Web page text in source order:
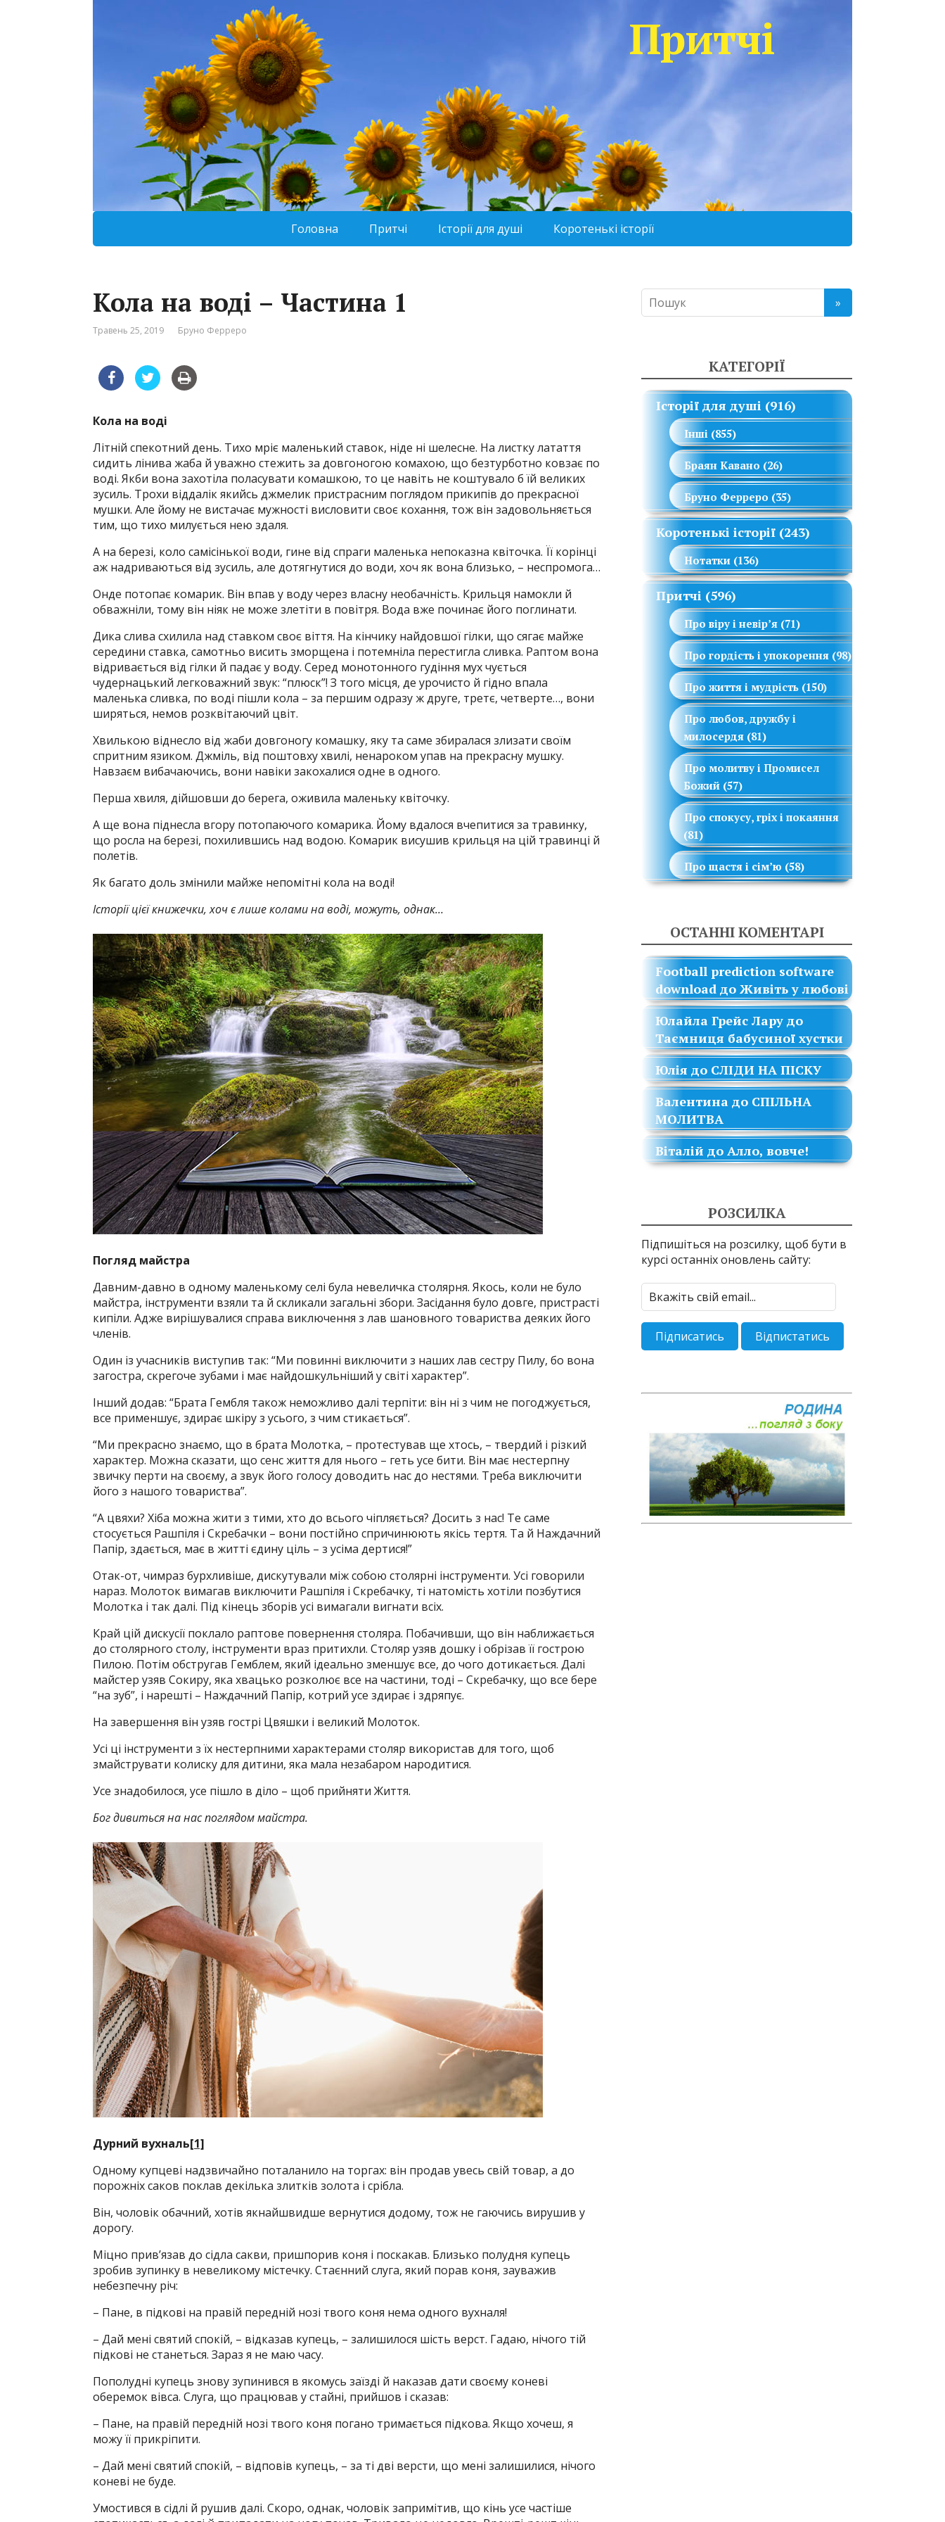
Притчі
Головна Притчі Історії для душі Коротенькі історії
Кола на воді – Частина 1
Травень 25, 2019 Бруно Ферреро
Кола на воді
Літній спекотний день. Тихо мріє маленький ставок, ніде ні шелесне. На листку латаття
сидить лінива жаба й уважно стежить за довгоногою комахою, що безтурботно ковзає по
воді. Якби вона захотіла поласувати комашкою, то це навіть не коштувало б їй великих
зусиль. Трохи віддалік якийсь джмелик пристрасним поглядом прикипів до прекрасної
мушки. Але йому не вистачає мужності висловити своє кохання, тож він задовольняється
тим, що тихо милується нею здаля.
А на березі, коло самісінької води, гине від спраги маленька непоказна квіточка. Її корінці
аж надриваються від зусиль, але дотягнутися до води, хоч як вона близько, – неспромога…
Онде потопає комарик. Він впав у воду через власну необачність. Крильця намокли й
обважніли, тому він ніяк не може злетіти в повітря. Вода вже починає його поглинати.
Дика слива схилила над ставком своє віття. На кінчику найдовшої гілки, що сягає майже
середини ставка, самотньо висить зморщена і потемніла перестигла сливка. Раптом вона
відривається від гілки й падає у воду. Серед монотонного гудіння мух чується
чудернацький легковажний звук: “плюск”! З того місця, де урочисто й гідно впала
маленька сливка, по воді пішли кола – за першим одразу ж друге, третє, четверте…, вони
ширяться, немов розквітаючий цвіт.
Хвилькою віднесло від жаби довгоногу комашку, яку та саме збиралася злизати своїм
спритним язиком. Джміль, від поштовху хвилі, ненароком упав на прекрасну мушку.
Навзаєм вибачаючись, вони навіки закохалися одне в одного.
Перша хвиля, дійшовши до берега, оживила маленьку квіточку.
А ще вона піднесла вгору потопаючого комарика. Йому вдалося вчепитися за травинку,
що росла на березі, похилившись над водою. Комарик висушив крильця на цій травинці й
полетів.
Як багато доль змінили майже непомітні кола на воді!
Історії цієї книжечки, хоч є лише колами на воді, можуть, однак…
Погляд майстра
Давним-давно в одному маленькому селі була невеличка столярня. Якось, коли не було
майстра, інструменти взяли та й скликали загальні збори. Засідання було довге, пристрасті
кипіли. Адже вирішувалися справа виключення з лав шановного товариства деяких його
членів.
Один із учасників виступив так: “Ми повинні виключити з наших лав сестру Пилу, бо вона
загостра, скрегоче зубами і має найдошкульніший у світі характер”.
Інший додав: “Брата Гембля також неможливо далі терпіти: він ні з чим не погоджується,
все применшує, здирає шкіру з усього, з чим стикається”.
“Ми прекрасно знаємо, що в брата Молотка, – протестував ще хтось, – твердий і різкий
характер. Можна сказати, що сенс життя для нього – геть усе бити. Він має нестерпну
звичку перти на своєму, а звук його голосу доводить нас до нестями. Треба виключити
його з нашого товариства”.
“А цвяхи? Хіба можна жити з тими, хто до всього чіпляється? Досить з нас! Те саме
стосується Рашпіля і Скребачки – вони постійно спричинюють якісь тертя. Та й Наждачний
Папір, здається, має в житті єдину ціль – з усіма дертися!”
Отак-от, чимраз бурхливіше, дискутували між собою столярні інструменти. Усі говорили
нараз. Молоток вимагав виключити Рашпіля і Скребачку, ті натомість хотіли позбутися
Молотка і так далі. Під кінець зборів усі вимагали вигнати всіх.
Край цій дискусії поклало раптове повернення столяра. Побачивши, що він наближається
до столярного столу, інструменти враз притихли. Столяр узяв дошку і обрізав її гострою
Пилою. Потім обстругав Гемблем, який ідеально зменшує все, до чого дотикається. Далі
майстер узяв Сокиру, яка хвацько розколює все на частини, тоді – Скребачку, що все бере
“на зуб”, і нарешті – Наждачний Папір, котрий усе здирає і здряпує.
На завершення він узяв гострі Цвяшки і великий Молоток.
Усі ці інструменти з їх нестерпними характерами столяр використав для того, щоб
змайструвати колиску для дитини, яка мала незабаром народитися.
Усе знадобилося, усе пішло в діло – щоб прийняти Життя.
Бог дивиться на нас поглядом майстра.
Дурний вухналь[1]
Одному купцеві надзвичайно поталанило на торгах: він продав увесь свій товар, а до
порожніх саков поклав декілька злитків золота і срібла.
Він, чоловік обачний, хотів якнайшвидше вернутися додому, тож не гаючись вирушив у
дорогу.
Міцно прив’язав до сідла сакви, пришпорив коня і поскакав. Близько полудня купець
зробив зупинку в невеликому містечку. Стаєнний слуга, який порав коня, зауважив
небезпечну річ:
– Пане, в підкові на правій передній нозі твого коня нема одного вухналя!
– Дай мені святий спокій, – відказав купець, – залишилося шість верст. Гадаю, нічого тій
підкові не станеться. Зараз я не маю часу.
Пополудні купець знову зупинився в якомусь заїзді й наказав дати своєму коневі
оберемок вівса. Слуга, що працював у стайні, прийшов і сказав:
– Пане, на правій передній нозі твого коня погано тримається підкова. Якщо хочеш, я
можу її прикріпити.
– Дай мені святий спокій, – відповів купець, – за ті дві версти, що мені залишилися, нічого
коневі не буде.
Умостився в сідлі й рушив далі. Скоро, однак, чоловік запримітив, що кінь усе частіше
КАТЕГОРІЇ
Історії для душі (916)
Інші (855)
Браян Кавано (26)
Бруно Ферреро (35)
Коротенькі історії (243)
Нотатки (136)
Притчі (596)
Про віру і невір’я (71)
Про гордість і упокорення (98)
Про життя і мудрість (150)
Про любов, дружбу і
милосердя (81)
Про молитву і Промисел
Божий (57)
Про спокусу, гріх і покаяння
(81)
Про щастя і сім’ю (58)
ОСТАННІ КОМЕНТАРІ
Football prediction software
download до Живіть у любові
Юлайла Грейс Лару до
Таємниця бабусиної хустки
Юлія до СЛІДИ НА ПІСКУ
Валентина до СПІЛЬНА
МОЛИТВА
Віталій до Алло, вовче!
РОЗСИЛКА
Підпишіться на розсилку, щоб бути в
курсі останніх оновлень сайту: